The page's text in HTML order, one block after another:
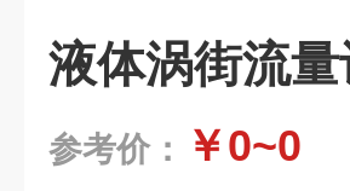
液体涡街流
参考价： ￥0~0